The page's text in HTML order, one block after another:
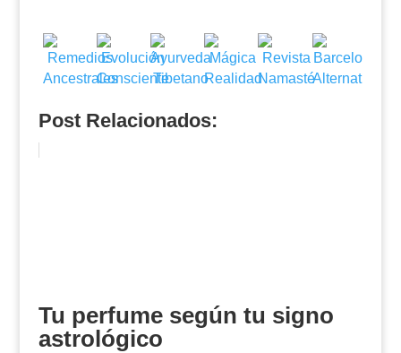
Post Relacionados:
Tu perfume según tu signo
astrológico